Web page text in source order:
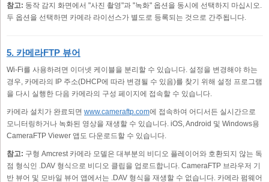
참고: 동작 감지 화면에서 "사진 촬영"과 "녹화" 옵션을 동시에 선택하지 마십시오.
두 옵션을 선택하면 카메라 라이선스가 별도로 등록되는 것으로 간주됩니다.
5. 카메라FTP 뷰어
Wi-Fi를 사용하려면 이더넷 케이블을 분리할 수 있습니다. 설정을 변경해야 하는
경우, 카메라의 IP 주소(DHCP에 따라 변경될 수 있음)를 찾기 위해 설정 프로그램
을 다시 실행한 다음 카메라의 구성 페이지에 접속할 수 있습니다.
카메라 설치가 완료되면 www.cameraftp.com에 접속하여 어디서든 실시간으로
모니터링하거나 녹화된 영상을 재생할 수 있습니다. iOS, Android 및 Windows용
CameraFTP Viewer 앱도 다운로드할 수 있습니다.
참고: 구형 Amcrest 카메라 모델은 대부분의 비디오 플레이어와 호환되지 않는 독
점 형식인 .DAV 형식으로 비디오 클립을 업로드합니다. CameraFTP 브라우저 기
반 뷰어 및 모바일 뷰어 앱에서는 .DAV 형식을 재생할 수 없습니다. 카메라 펌웨어